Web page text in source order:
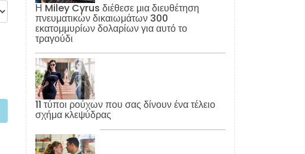
Η Miley Cyrus διέθεσε μια διευθέτηση
πνευματικών δικαιωμάτων 300
εκατομμυρίων δολαρίων για αυτό το
τραγούδι
11 τύποι ρούχων που σας δίνουν ένα τέλειο
σχήμα κλεψύδρας